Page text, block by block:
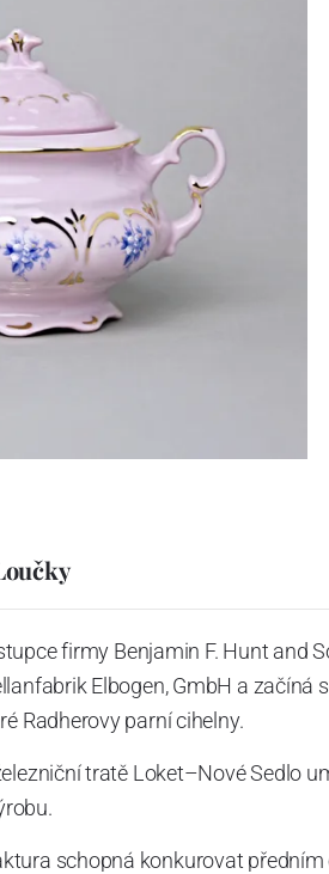
firmy Benjamin F. Hunt and
Elbogen, GmbH a začíná
Radherovy parní cihelny.
tratě Loket–Nové Sedlo
schopná konkurovat